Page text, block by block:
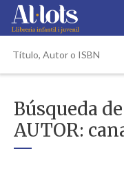
Búsqueda
AUTOR: